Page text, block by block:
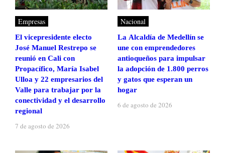
Empresas
El vicepresidente electo
José Manuel Restrepo se
reunió en Cali con
Propacífico, María Isabel
Ulloa y 22 empresarios del
Valle para trabajar por la
conectividad y el desarrollo
regional
7 de agosto de 2026
Nacional
La Alcaldía de Medellín se
une con emprendedores
antioqueños para impulsar
la adopción de 1.800 perros
y gatos que esperan un
hogar
6 de agosto de 2026